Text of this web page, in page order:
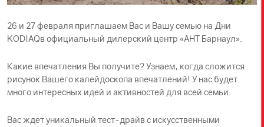
26 и 27 февраля приглашаем Вас и Вашу семью на Дни
KODIAQв официальный дилерский центр «АНТ Барнаул».
Какие впечатления Вы получите? Узнаем, когда сложится
рисунок Вашего калейдоскопа впечатлений! У нас будет
много интересных идей и активностей для всей семьи.
Вас ждет уникальный тест-драйв с искусственными